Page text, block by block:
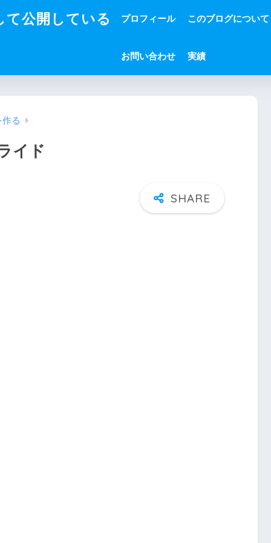
て公開している プロフィール このブログについて
お問い合わせ 実績
る
イド